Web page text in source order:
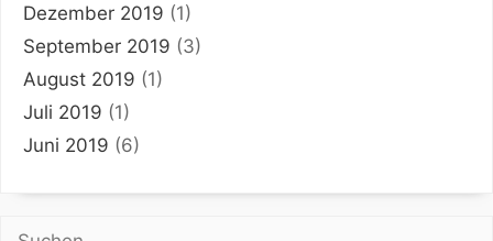
Dezember 2019 (1)
September 2019 (3)
August 2019 (1)
Juli 2019 (1)
Juni 2019 (6)
Suchen